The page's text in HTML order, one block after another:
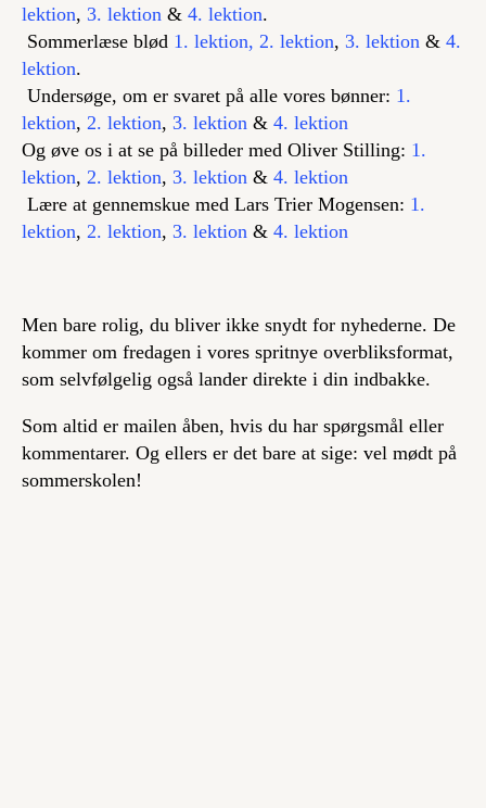
lektion, 3. lektion & 4. lektion.
Sommerlæse blød 1. lektion, 2. lektion, 3. lektion & 4.
lektion.
Undersøge, om er svaret på alle vores bønner: 1.
lektion, 2. lektion, 3. lektion & 4. lektion
Og øve os i at se på billeder med Oliver Stilling: 1.
lektion, 2. lektion, 3. lektion & 4. lektion
Lære at gennemskue med Lars Trier Mogensen: 1.
lektion, 2. lektion, 3. lektion & 4. lektion
Men bare rolig, du bliver ikke snydt for nyhederne. De
kommer om fredagen i vores spritnye overbliksformat,
som selvfølgelig også lander direkte i din indbakke.
Som altid er mailen åben, hvis du har spørgsmål eller
kommentarer. Og ellers er det bare at sige: vel mødt på
sommerskolen!